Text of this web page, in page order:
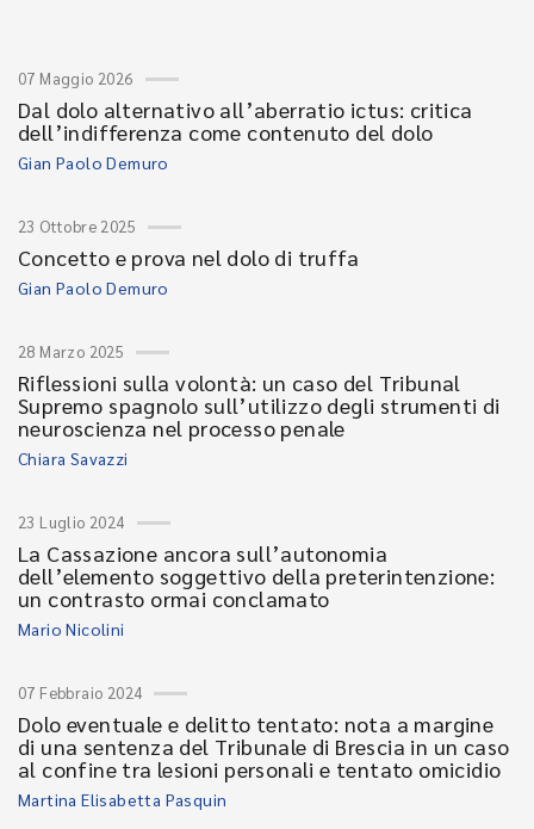
07 Maggio 2026
Dal dolo alternativo all’aberratio ictus: critica
dell’indifferenza come contenuto del dolo
Gian Paolo Demuro
23 Ottobre 2025
Concetto e prova nel dolo di truffa
Gian Paolo Demuro
28 Marzo 2025
Riflessioni sulla volontà: un caso del Tribunal
Supremo spagnolo sull’utilizzo degli strumenti di
neuroscienza nel processo penale
Chiara Savazzi
23 Luglio 2024
La Cassazione ancora sull’autonomia
dell’elemento soggettivo della preterintenzione:
un contrasto ormai conclamato
Mario Nicolini
07 Febbraio 2024
Dolo eventuale e delitto tentato: nota a margine
di una sentenza del Tribunale di Brescia in un caso
al confine tra lesioni personali e tentato omicidio
Martina Elisabetta Pasquin